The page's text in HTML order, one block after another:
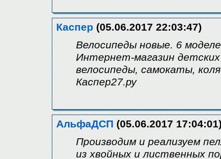
Каспер (05.06.2017 22:03:47)
Велосипеды новые. 6
Интернет-магазин
велосипеды, самокаты,
Каспер27.ру
АльфаДСП (05.06.2017
Производим и реализуем
из хвойных и лиственных